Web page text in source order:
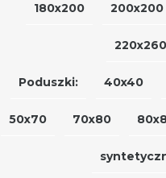
180x200 200x200
220x260
Poduszki: 40x40
50x70 70x80